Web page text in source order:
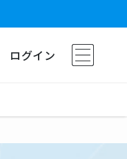
ログイン